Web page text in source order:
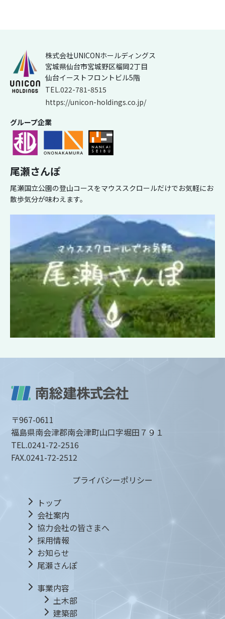
株式会社UNICONホールディングス
宮城県仙台市宮城野区榴岡2丁目
仙台イーストフロントビル5階
TEL.022-781-8515
https://unicon-holdings.co.jp/
グループ企業
尾瀬さんぽ
尾瀬国立公園の登山コースをマウススクロールだけでお気軽にお
散歩気分が味わえます。
〒967-0611
福島県南会津郡南会津町山口字堀田７９１
TEL.0241-72-2516
FAX.0241-72-2512
プライバシーポリシー
トップ
会社案内
協力会社の皆さまへ
採用情報
お知らせ
尾瀬さんぽ
事業内容
土木部
建築部